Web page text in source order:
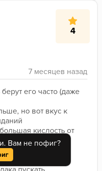
Вам не пофиг?
4
его часто (даже
но вот вкус к
кислость от
Думаю
поменяю мнение
после прогрева)